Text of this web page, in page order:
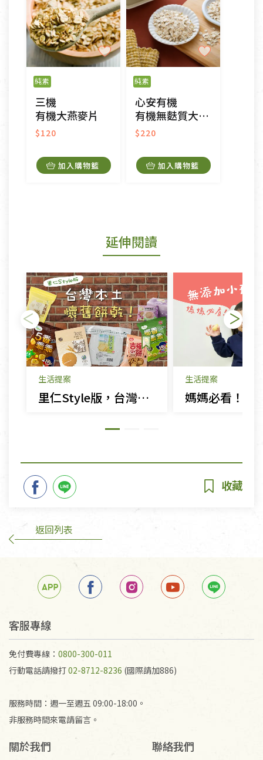
純素
三機
有機大燕麥片
$120
加入購物籃
純素
心安有機
有機無麩質大燕麥片
$220
加入購物籃
延伸閱讀
生活提案
里仁Style版，台灣本土懷舊餅乾！
生活提案
返回列表
客服專線
免付費專線： 0800-300-011
行動電話請撥打02-8712-8236 (國際請加886)
服務時間：週一至週五 09:00-18:00。
非服務時間來電請留言。
關於我們 聯絡我們